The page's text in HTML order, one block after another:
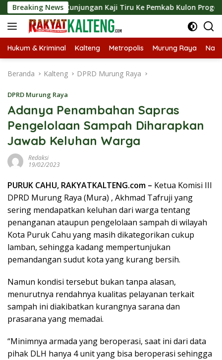
Langsung
ke
konten
Breaking News
Kunjungan Kaji Tiru Ke Pemkab Kulon Progo
Hukum & Kriminal Kalteng Metropolis Murung Raya
Beranda Kalteng DPRD Murung Raya
DPRD Murung Raya
Adanya Penambahan Sapras
Pengelolaan Sampah Diharapkan
Jawab Keluhan Warga
Redaksi
19/02/2023
PURUK CAHU, RAKYATKALTENG.com – Ketua Komisi III
DPRD Murung Raya (Mura) , Akhmad Tafruji yang
sering mendapatkan keluhan dari warga tentang
penanganan ataupun pengelolaan sampah di wilayah
Kota Puruk Cahu yang masih dikategorikan cukup
lamban, sehingga kadang mempertunjukan
pemandangan sudut kota yang kurang bersih.
Namun kondisi tersebut bukan tanpa alasan,
menurutnya rendahnya kualitas pelayanan terkait
sampah ini diakibatkan kurangnya sarana dan
prasarana yang memadai.
“Minimnya armada yang beroperasi, saat ini dari data
pihak DLH hanya 4 unit yang bisa beroperasi sehingga